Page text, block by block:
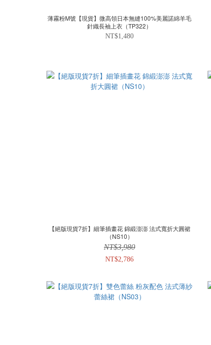
薄霧粉M號【現貨】微高領日本無縫100%美麗諾綿羊毛
針織長袖上衣（TP322）
NT$1,480
【絕版現貨7折】細筆插畫花 錦緞澎澎 法式寬折大圓裙
（NS10）
NT$3,980
NT$2,786